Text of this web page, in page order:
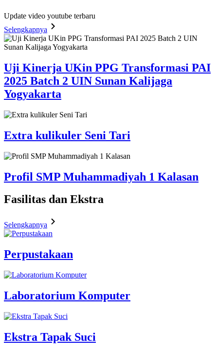
Update video youtube terbaru
Selengkapnya
Uji Kinerja UKin PPG Transformasi PAI
2025 Batch 2 UIN Sunan Kalijaga
Yogyakarta
Extra kulikuler Seni Tari
Profil SMP Muhammadiyah 1 Kalasan
Fasilitas dan Ekstra
Selengkapnya
Perpustakaan
Laboratorium Komputer
Ekstra Tapak Suci